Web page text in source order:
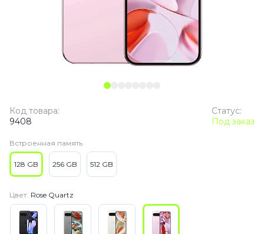
Статус:
Под заказ
Код товара:
9408
Встроенная память
128 GB 256 GB 512 GB
Цвет: Rose Quartz